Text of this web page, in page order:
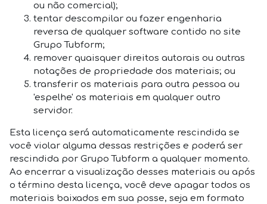
ou não comercial);
tentar descompilar ou fazer engenharia
reversa de qualquer software contido no site
Grupo Tubform;
remover quaisquer direitos autorais ou outras
notações de propriedade dos materiais; ou
transferir os materiais para outra pessoa ou
'espelhe' os materiais em qualquer outro
servidor.
Esta licença será automaticamente rescindida se
você violar alguma dessas restrições e poderá ser
rescindida por Grupo Tubform a qualquer momento.
Ao encerrar a visualização desses materiais ou após
o término desta licença, você deve apagar todos os
materiais baixados em sua posse, seja em formato